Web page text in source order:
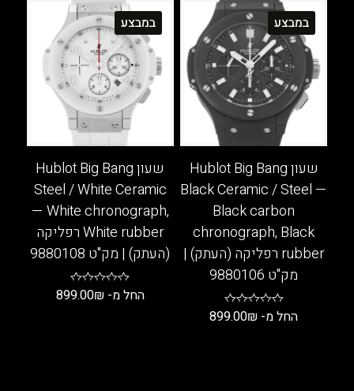
זה
יש
מספר
סוגים.
ניתן
לבחור
את
האפשרויות
בעמוד
המוצר
זה
יש
מספר
סוגים.
ניתן
לבחור
את
האפשרויות
בעמוד
המוצר
במבצע
שעון Hublot Big Bang
Black Ceramic / Steel —
Black carbon
chronograph, Black
rubber רפליקה (העתק) |
מק"ט 9880106
החל מ- 899.00₪
במבצע
שעון Hublot Big Bang
Steel / White Ceramic
— White chronograph,
White rubber רפליקה
(העתק) | מק"ט 9880108
החל מ- 899.00₪